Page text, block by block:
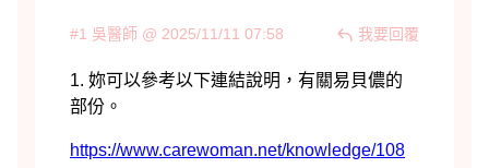
#1 吳醫師 @ 2025/11/11 07:58 我要回覆